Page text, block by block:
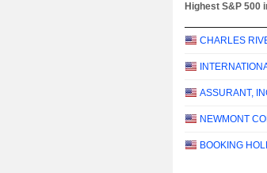
Highest S&P 500
ASSURANT,